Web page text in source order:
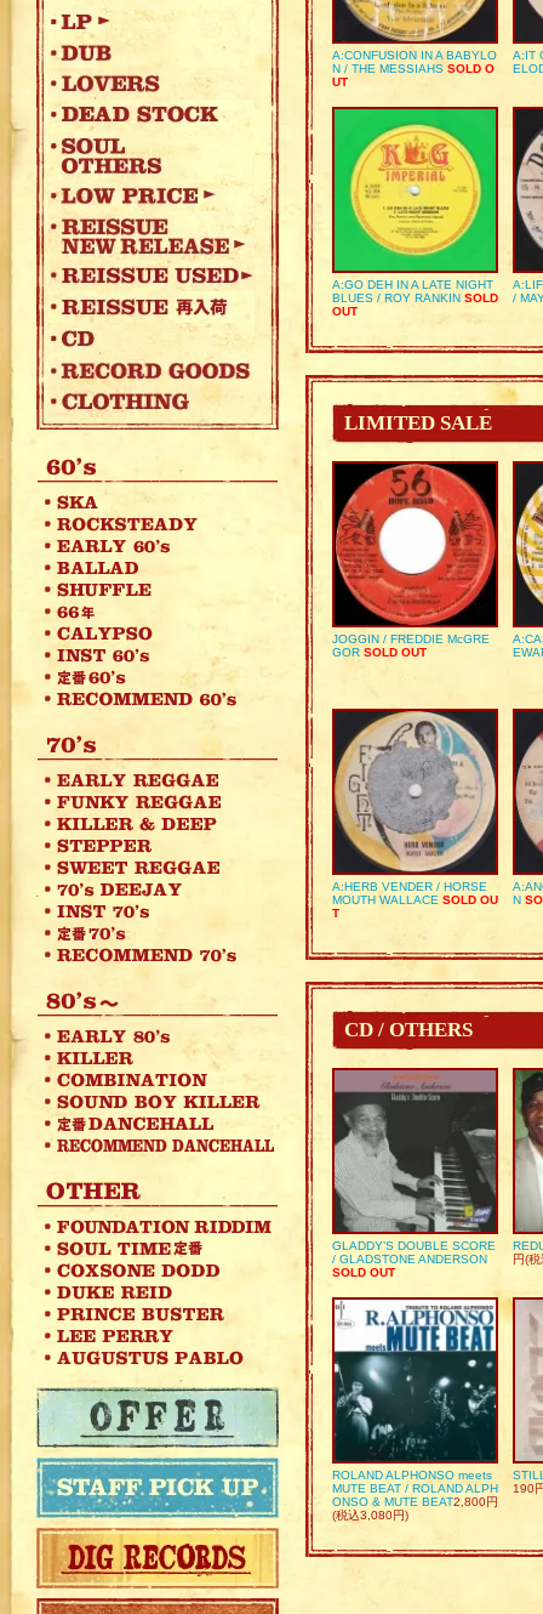
A:CONFUSION IN A BABYLO
N / THE MESSIAHS SOLD O
UT
A:IT
A:GO DEH IN A LATE NIGHT
BLUES / ROY RANKIN SOLD
OUT
/
LIMITED SALE
JOGGIN / FREDDIE McGRE
GOR SOLD OUT
A:HERB VENDER / HORSE
MOUTH WALLACE SOLD OU
T
N
CD / OTHERS
GLADDY’S DOUBLE SCORE
/ GLADSTONE ANDERSON
SOLD OUT
円(
ROLAND ALPHONSO meets
MUTE BEAT / ROLAND ALPH
ONSO & MUTE BEAT2,800円
(税込3,080円)
190